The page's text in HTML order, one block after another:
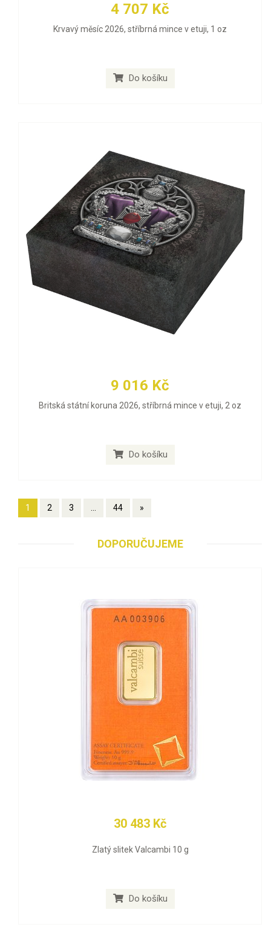
4 707 Kč
Krvavý měsíc 2026, stříbrná mince v etuji, 1 oz
Do košíku
9 016 Kč
Britská státní koruna 2026, stříbrná mince v etuji, 2 oz
Do košíku
1 2 3 ... 44 »
DOPORUČUJEME
30 483 Kč
Zlatý slitek Valcambi 10 g
Do košíku